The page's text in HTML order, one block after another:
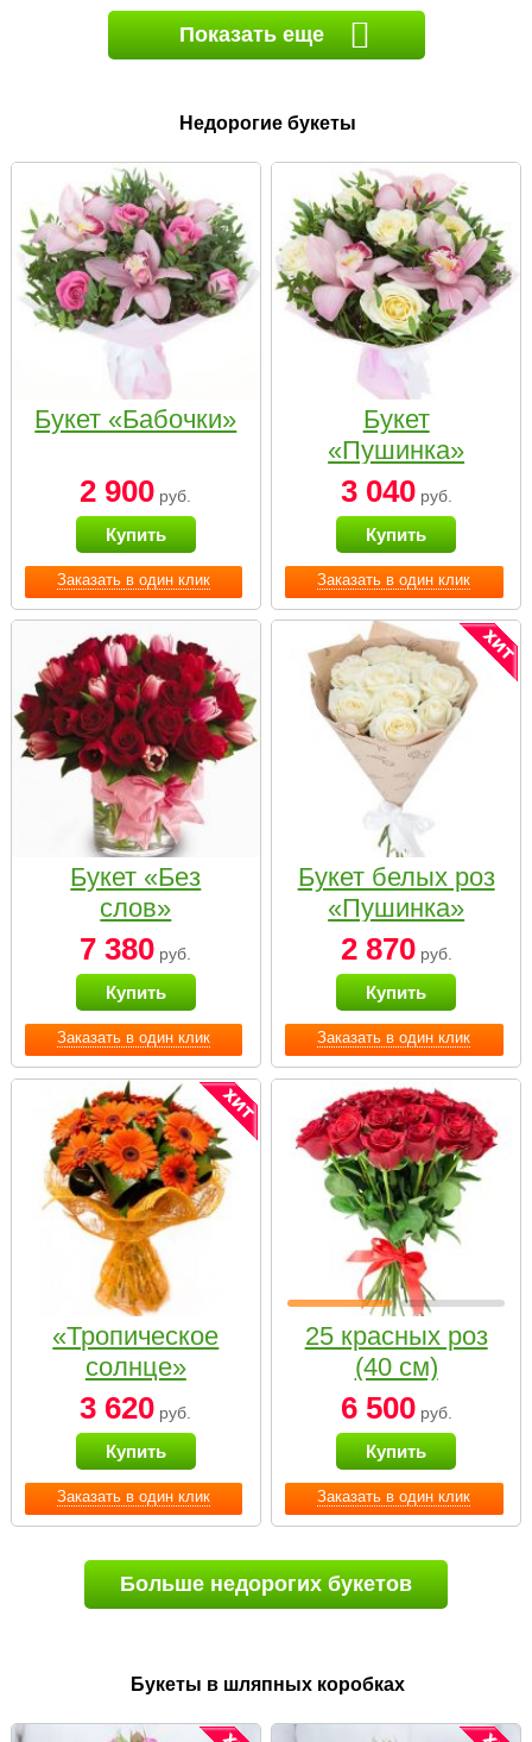
Показать еще
Недорогие букеты
Заказать в один клик
Букет «Бабочки»
2 900 руб.
Купить
Заказать в один клик
Букет
«Пушинка»
3 040руб.
Купить
Заказать в один клик
Букет «Без
слов»
7 380 руб.
Купить
Заказать в один клик
Букет белых роз
«Пушинка»
2 870руб.
Купить
Заказать в один клик
«Тропическое
солнце»
3 620 руб.
Купить
Заказать в один клик
25 красных роз
(40 см)
6 500руб.
Купить
Больше недорогих букетов
Букеты в шляпных коробках